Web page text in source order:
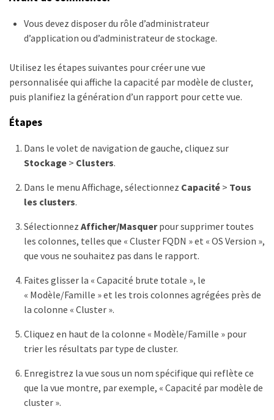
Vous devez disposer du rôle d’administrateur
d’application ou d’administrateur de stockage.
Utilisez les étapes suivantes pour créer une vue
personnalisée qui affiche la capacité par modèle de cluster,
puis planifiez la génération d’un rapport pour cette vue.
Étapes
Dans le volet de navigation de gauche, cliquez sur
Stockage > Clusters.
Dans le menu Affichage, sélectionnez Capacité > Tous
les clusters.
Sélectionnez Afficher/Masquerpour supprimer toutes
les colonnes, telles que « Cluster FQDN » et « OS Version »,
que vous ne souhaitez pas dans le rapport.
Faites glisser la « Capacité brute totale », le
« Modèle/Famille » et les trois colonnes agrégées près de
la colonne « Cluster ».
Cliquez en haut de la colonne « Modèle/Famille » pour
trier les résultats par type de cluster.
Enregistrez la vue sous un nom spécifique qui reflète ce
que la vue montre, par exemple, « Capacité par modèle de
cluster ».